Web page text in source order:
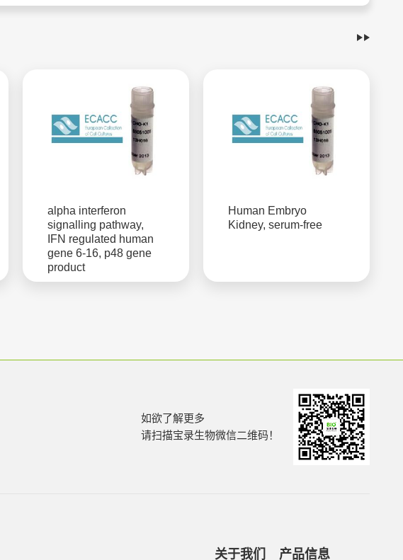
alpha interferon
signalling pathway,
IFN regulated human
gene 6-16, p48 gene
product
Human Embryo
Kidney, serum-free
如欲了解更多
请扫描宝录生物微信二维码！
关于我们 产品信息